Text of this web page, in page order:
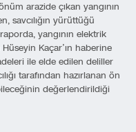
arazide çıkan yangının
savcılığın yürüttüğü
yangının elektrik
Kaçar’ın haberine
ile elde edilen deliller
tarafından hazırlanan ön
değerlendirildiği